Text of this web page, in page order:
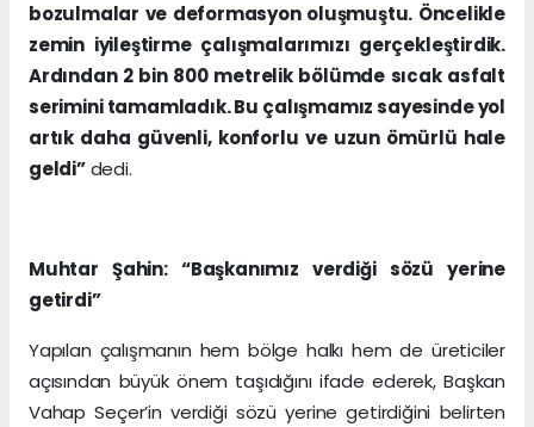
bozulmalar ve deformasyon oluşmuştu. Öncelikle
zemin iyileştirme çalışmalarımızı gerçekleştirdik.
Ardından 2 bin 800 metrelik bölümde sıcak asfalt
serimini tamamladık. Bu çalışmamız sayesinde yol
artık daha güvenli, konforlu ve uzun ömürlü hale
geldi”dedi.
Muhtar Şahin: “Başkanımız verdiği sözü yerine
getirdi”
Yapılan çalışmanın hem bölge halkı hem de üreticiler
açısından büyük önem taşıdığını ifade ederek, Başkan
Vahap Seçer’in verdiği sözü yerine getirdiğini belirten